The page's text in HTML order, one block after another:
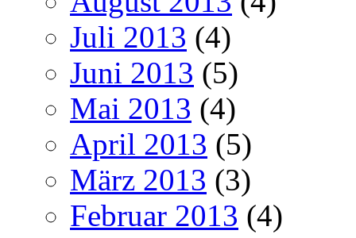
Juli 2013 (4)
Juni 2013 (5)
Mai 2013 (4)
April 2013 (5)
März 2013 (3)
Februar 2013 (4)